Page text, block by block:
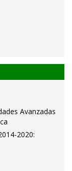
Avanzadas
2020: